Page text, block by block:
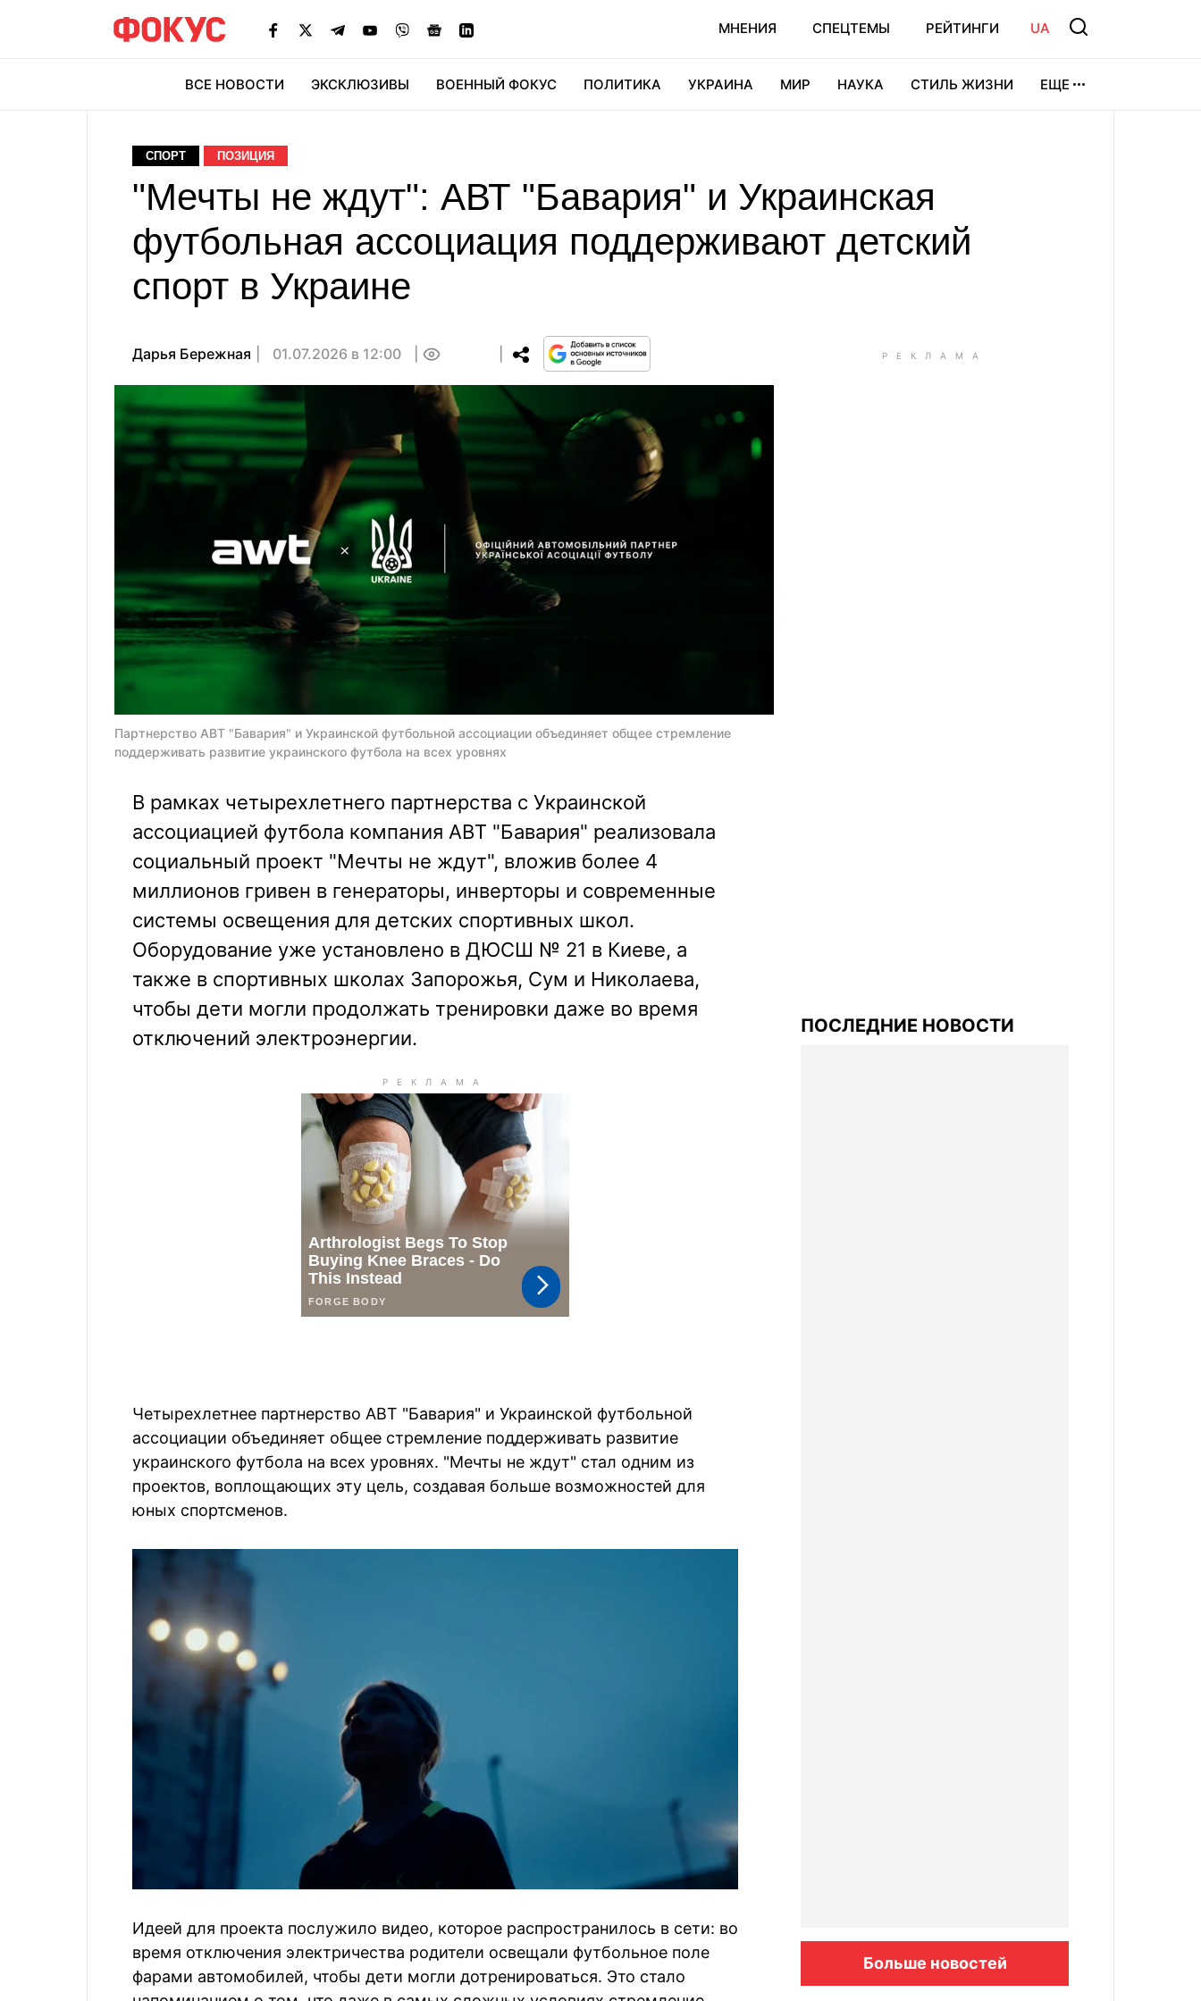
МНЕНИЯ СПЕЦТЕМЫ РЕЙТИНГИ UA
ВСЕ НОВОСТИ ЭКСКЛЮЗИВЫ ВОЕННЫЙ ФОКУС ПОЛИТИКА УКРАИНА МИР НАУКА СТИЛЬ ЖИЗНИ ЕЩЕ
СПОРТ ПОЗИЦИЯ
"Мечты не ждут": АВТ "Бавария" и Украинская
футбольная ассоциация поддерживают детский
спорт в Украине
Дарья Бережная 01.07.2026 в 12:00
Партнерство АВТ "Бавария" и Украинской футбольной ассоциации объединяет общее стремление
поддерживать развитие украинского футбола на всех уровнях
В рамках четырехлетнего партнерства с Украинской
ассоциацией футбола компания АВТ "Бавария" реализовала
социальный проект "Мечты не ждут", вложив более 4
миллионов гривен в генераторы, инверторы и современные
системы освещения для детских спортивных школ.
Оборудование уже установлено в ДЮСШ № 21 в Киеве, а
также в спортивных школах Запорожья, Сум и Николаева,
чтобы дети могли продолжать тренировки даже во время
отключений электроэнергии.
Четырехлетнее партнерство АВТ "Бавария" и Украинской футбольной
ассоциации объединяет общее стремление поддерживать развитие
украинского футбола на всех уровнях. "Мечты не ждут" стал одним из
проектов, воплощающих эту цель, создавая больше возможностей для
юных спортсменов.
Идеей для проекта послужило видео, которое распространилось в сети: во
время отключения электричества родители освещали футбольное поле
фарами автомобилей, чтобы дети могли дотренироваться. Это стало
ПОСЛЕДНИЕ НОВОСТИ
Больше новостей